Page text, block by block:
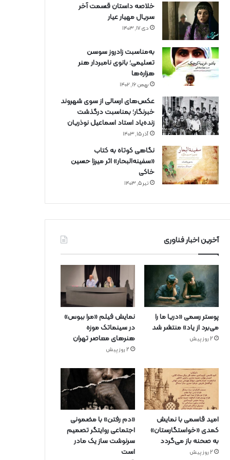
خلاصه داستان قسمت آخر
سریال مهیار عیار
دی ۱۷, ۱۴۰۳
به‌مناسبت زادروز سوسن
تسلیمی؛ بانوی نامبردار هنر
هزاره‌ها
بهمن ۱۶, ۱۴۰۲
عکس‌های ارسالی از سوی شهروند
خبرنگار؛ بمناسبت درگذشت
زنده‌یاد استاد اسماعیل نوذریان
آذر ۱۵, ۱۴۰۳
نگاهی کوتاه به کتاب
«سفینه‌البحار» اثر میرزا حسین
خاکی
تیر ۵, ۱۴۰۳
آخرین اخبار فناوری
پوستر رسمی «دریا ما را
می‌برد از یاد» منتشر شد
2 روز پیش
نمایش فیلم «مرا ببوس»
در سینماتک موزه
هنرهای معاصر تهران
2 روز پیش
امید قاسمی با نمایش
کمدی «خواستگارستان»
به صحنه باز می‌گردد
2 روز پیش
«دم رفتن» با مضمونی
اجتماعی روایتگر تصمیم
سرنوشت ساز یک مادر
است